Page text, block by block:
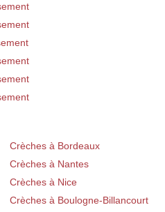
Crèches à Bordeaux
Crèches à Nantes
Crèches à Nice
Crèches à Boulogne-Billancourt